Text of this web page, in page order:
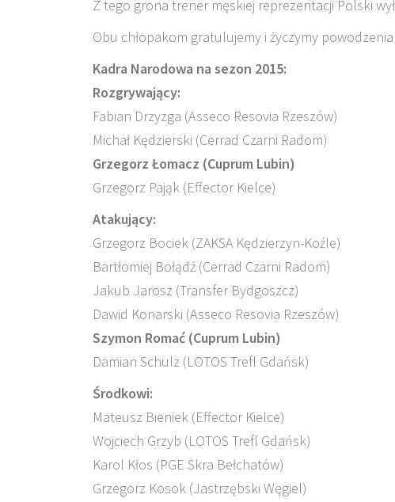
Z tego grona trener męskiej reprezentacji Polski
Obu chłopakom gratulujemy i życzymy
Kadra Narodowa na sezon 2015:
Rozgrywający:
Fabian Drzyzga (Asseco Resovia Rzeszów)
Michał Kędzierski (Cerrad Czarni Radom)
Grzegorz Łomacz (Cuprum Lubin)
Grzegorz Pająk (Effector Kielce)
Atakujący:
Grzegorz Bociek (ZAKSA Kędzierzyn-Koźle)
Bartłomiej Bołądź (Cerrad Czarni Radom)
Jakub Jarosz (Transfer Bydgoszcz)
Dawid Konarski (Asseco Resovia Rzeszów)
Szymon Romać (Cuprum Lubin)
Damian Schulz (LOTOS Trefl Gdańsk)
Środkowi:
Mateusz Bieniek (Effector Kielce)
Wojciech Grzyb (LOTOS Trefl Gdańsk)
Karol Kłos (PGE Skra Bełchatów)
Grzegorz Kosok (Jastrzębski Węgiel)